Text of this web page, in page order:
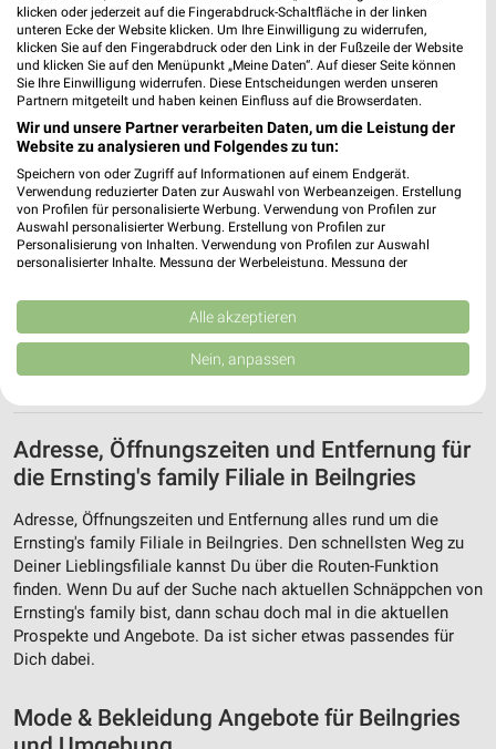
27,35 km
Adresse, Öffnungszeiten und Entfernung für
die Ernsting's family Filiale in Beilngries
Adresse, Öffnungszeiten und Entfernung alles rund um die
Ernsting's family Filiale in Beilngries. Den schnellsten Weg zu
Deiner Lieblingsfiliale kannst Du über die Routen-Funktion
finden. Wenn Du auf der Suche nach aktuellen Schnäppchen von
Ernsting's family bist, dann schau doch mal in die aktuellen
Prospekte und Angebote. Da ist sicher etwas passendes für
Dich dabei.
Mode & Bekleidung Angebote für Beilngries
klicken oder jederzeit auf die Fingerabdruck-Schaltfläche in der linken
unteren Ecke der Website klicken. Um Ihre Einwilligung zu widerrufen,
klicken Sie auf den Fingerabdruck oder den Link in der Fußzeile der Website
und klicken Sie auf den Menüpunkt „Meine Daten“. Auf dieser Seite können
Sie Ihre Einwilligung widerrufen. Diese Entscheidungen werden unseren
Partnern mitgeteilt und haben keinen Einfluss auf die Browserdaten.
Wir und unsere Partner verarbeiten Daten, um die Leistung der
Website zu analysieren und Folgendes zu tun:
Speichern von oder Zugriff auf Informationen auf einem Endgerät.
Verwendung reduzierter Daten zur Auswahl von Werbeanzeigen. Erstellung
von Profilen für personalisierte Werbung. Verwendung von Profilen zur
Auswahl personalisierter Werbung. Erstellung von Profilen zur
Personalisierung von Inhalten. Verwendung von Profilen zur Auswahl
personalisierter Inhalte. Messung der Werbeleistung. Messung der
Kombinationen von Daten aus verschiedenen Quellen. Entwicklung und
Verbesserung der Angebote. Verwendung reduzierter Daten zur Auswahl
von Inhalten.
Daten können außerhalb der Europäischen Union weitergegeben und in die
USA gesendet werden.
Website/App.
Partnerliste anzeigen (1 IAB-Anbieter)
Wir nutzen Ihre Daten für folgende Zwecke:
IAB-Verarbeitungszwecke:
Speichern von oder Zugriff auf Informationen
auf einem Endgerät
Verwendung reduzierter Daten zur Auswahl von
Werbeanzeigen
Erstellung von Profilen für personalisierte
Verwendung von Profilen zur Auswahl
personalisierter Werbung
Alle akzeptieren
Nein, anpassen